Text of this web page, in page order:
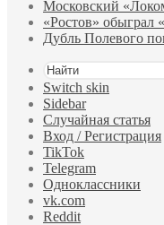
Московский
«Ростов»
Дубль Полевого
Switch skin
Sidebar
Случайная статья
Вход / Регистрация
TikTok
Telegram
Одноклассники
vk.com
Reddit